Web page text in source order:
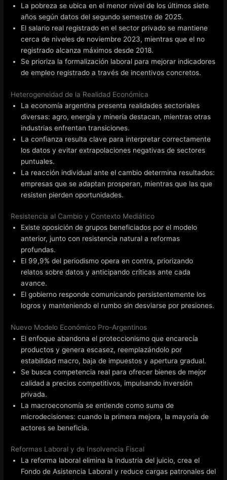
La pobreza se ubica en el menor nivel de los últimos siete
años según datos del segundo semestre de 2025.
El salario real registrado en el sector privado se mantiene
cerca de niveles de noviembre 2023, mientras que el no
registrado alcanza máximos desde 2018.
Se prioriza la formalización laboral para mejorar indicadores
de empleo registrado a través de incentivos concretos.
Heterogeneidad de la Realidad Económica
La economía argentina presenta realidades sectoriales
diversas: agro, energía y minería destacan, mientras otras
industrias enfrentan transiciones.
La confianza resulta clave para interpretar correctamente
los datos y evitar extrapolaciones negativas de sectores
puntuales.
La reacción individual ante el cambio determina resultados:
empresas que se adaptan prosperan, mientras que las que
resisten pierden oportunidades.
Resistencia al Cambio y Contexto Mediático
Existe oposición de grupos beneficiados por el modelo
anterior, junto con resistencia natural a reformas
profundas.
El 99,9% del periodismo opera en contra, priorizando
relatos sobre datos y anticipando críticas ante cada
avance.
El gobierno responde comunicando persistentemente los
logros y manteniendo el rumbo sin desviarse por presiones.
Nuevo Modelo Económico Pro-Argentinos
El enfoque abandona el proteccionismo que encarecía
productos y genera escasez, reemplazándolo por
estabilidad macro, baja de impuestos y apertura gradual.
Se busca competencia real para ofrecer bienes de mejor
calidad a precios competitivos, impulsando inversión
privada.
La macroeconomía se entiende como suma de
microdecisiones: cuando la primera mejora, la mayoría de
actores se beneficia.
Reformas Laboral y de Insolvencia Fiscal
La reforma laboral elimina la industria del juicio, crea el
Fondo de Asistencia Laboral y reduce cargas patronales del